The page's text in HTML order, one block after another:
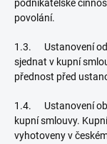
podnikatelské
povolání.
1.3. Ustanovení
sjednat v kupní
přednost před
1.4. Ustanovení
kupní smlouvy.
vyhotoveny v